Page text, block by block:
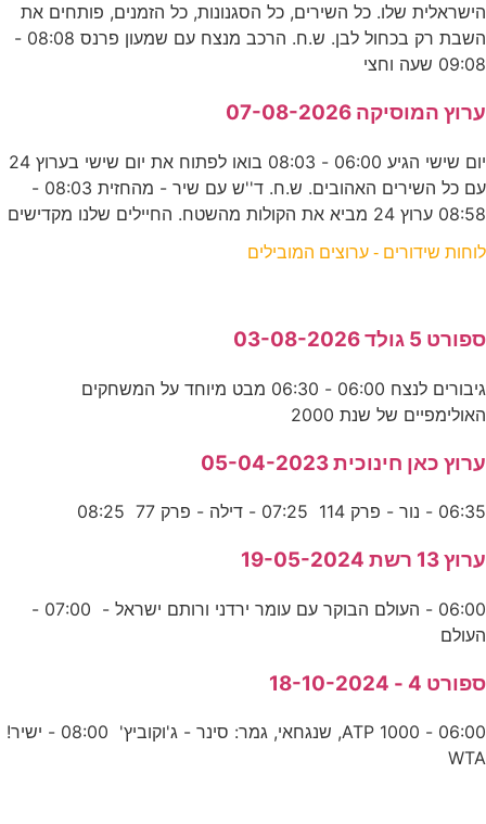
הישראלית שלו. כל השירים, כל הסגנונות, כל הזמנים, פותחים את
השבת רק בכחול לבן. ש.ח. הרכב מנצח עם שמעון פרנס 08:08 -
09:08 שעה וחצי
ערוץ המוסיקה 07-08-2026
יום שישי הגיע 06:00 - 08:03 בואו לפתוח את יום שישי בערוץ 24
עם כל השירים האהובים. ש.ח. ד''ש עם שיר - מהחזית 08:03 -
08:58 ערוץ 24 מביא את הקולות מהשטח. החיילים שלנו מקדישים
לוחות שידורים - ערוצים המובילים
ספורט 5 גולד 03-08-2026
גיבורים לנצח 06:00 - 06:30 מבט מיוחד על המשחקים
האולימפיים של שנת 2000
ערוץ כאן חינוכית 05-04-2023
06:35 - נור - פרק 114 07:25 - דילה - פרק 77 08:25
ערוץ 13 רשת 19-05-2024
06:00 - העולם הבוקר עם עומר ירדני ורותם ישראל - 07:00 -
העולם
ספורט 4 - 18-10-2024
06:00 - ATP 1000, שנגחאי, גמר: סינר - ג'וקוביץ' 08:00 - ישיר!
WTA